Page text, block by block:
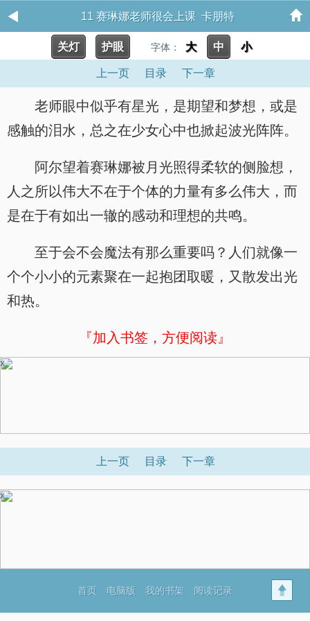
11 赛琳娜老师很会上课 卡朋特
关灯 护眼 字体： 大 中 小
上一页 目录 下一章
老师眼中似乎有星光，是期望和梦想，或是
感触的泪水，总之在少女心中也掀起波光阵阵。
阿尔望着赛琳娜被月光照得柔软的侧脸想，
人之所以伟大不在于个体的力量有多么伟大，而
是在于有如出一辙的感动和理想的共鸣。
至于会不会魔法有那么重要吗？人们就像一
个个小小的元素聚在一起抱团取暖，又散发出光
和热。
『加入书签，方便阅读』
x
上一页 目录 下一章
x
首页 电脑版 我的书架 阅读记录